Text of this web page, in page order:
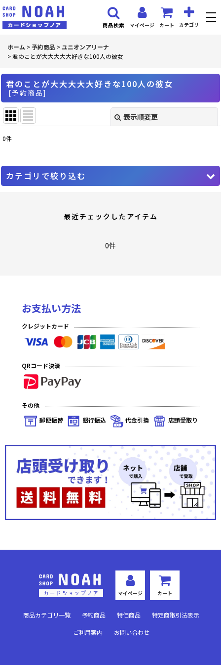
マイページ カート カテゴリ
商品検索
ホーム >予約商品 >ユニオンアリーナ
>君のことが大大大大大好きな100人の彼女
君のことが大大大大大好きな100人の彼女
[予約商品]
表示順変更
並び順:
0件
カテゴリで絞り込む
陰の実力者になりたくて！
俺だけレベルアップな件
学園アイドルマスター Vol.2
魔都精兵のスレイブ
キングダム
ーズ
「東京喰種トーキョーグール」シリーズ
カグラバチ
To LOVEる-とらぶる- Memory of Heroines
ヱヴァンゲリヲン新劇場版
アークナイツ Vol.2
SAKAMOTO DAYS
〈物語〉シリーズ
るろうに剣心 －明治剣客浪漫譚－
最近チェックしたアイテム
0件
お支払い方法
クレジットカード
QRコード決済
その他
郵便振替
銀行振込 代金引換 店頭受取り
マイページ カート
商品カテゴリ一覧 予約商品 特価商品 特定商取引法表示
ご利用案内 お問い合わせ